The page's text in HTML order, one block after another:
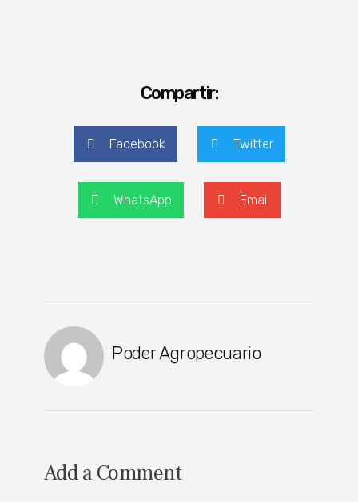
Compartir:
Facebook Twitter
WhatsApp Email
Poder Agropecuario
Add a Comment